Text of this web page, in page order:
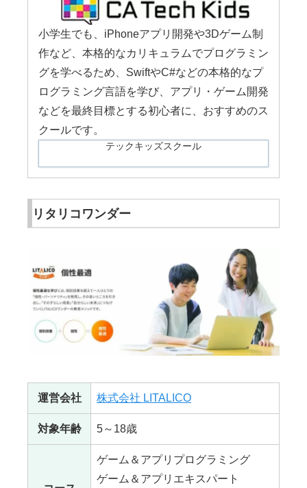
小学生でも、iPhoneアプリ開発や3Dゲーム制
作など、本格的なカリキュラムでプログラミン
グを学べるため、SwiftやC#などの本格的なプ
ログラミング言語を学び、アプリ・ゲーム開発
などを最終目標とする初心者に、おすすめのス
クールです。
テックキッズスクール
リタリコワンダー
運営会社 株式会社 LITALICO
対象年齢 5～18歳
ゲーム＆アプリプログラミング
ゲーム＆アプリエキスパート